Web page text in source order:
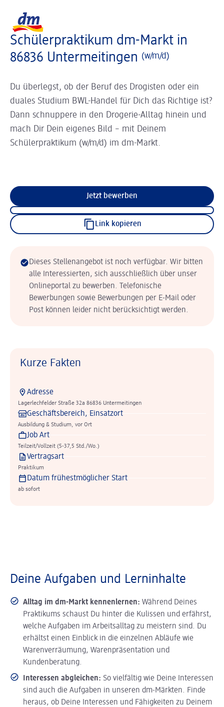
Schülerpraktikum dm-Markt in
86836 Untermeitingen (w/m/d)
Du überlegst, ob der Beruf des Drogisten oder ein
duales Studium BWL-Handel für Dich das Richtige ist?
Dann schnuppere in den Drogerie-Alltag hinein und
mach Dir Dein eigenes Bild – mit Deinem
Schülerpraktikum (w/m/d) im dm-Markt.
Jetzt bewerben
Link kopieren
Dieses Stellenangebot ist noch verfügbar. Wir bitten
alle Interessierten, sich ausschließlich über unser
Onlineportal zu bewerben. Telefonische
Bewerbungen sowie Bewerbungen per E-Mail oder
Post können leider nicht berücksichtigt werden.
Kurze Fakten
Adresse
Lagerlechfelder Straße 32a 86836 Untermeitingen
Geschäftsbereich, Einsatzort
Ausbildung & Studium, vor Ort
Job Art
Teilzeit/Vollzeit (5-37,5 Std./Wo.)
Vertragsart
Praktikum
Datum frühestmöglicher Start
ab sofort
Deine Aufgaben und Lerninhalte
Alltag im dm-Markt kennenlernen: Während Deines
Praktikums schaust Du hinter die Kulissen und erfährst,
welche Aufgaben im Arbeitsalltag zu meistern sind. Du
erhältst einen Einblick in die einzelnen Abläufe wie
Warenverräumung, Warenpräsentation und
Kundenberatung.
Interessen abgleichen: So vielfältig wie Deine Interessen
sind auch die Aufgaben in unseren dm-Märkten. Finde
heraus, ob Deine Interessen und Fähigkeiten zu Deinem